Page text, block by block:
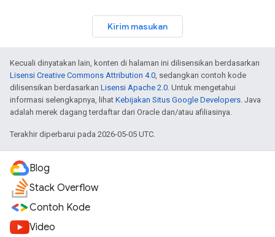
Kirim masukan
Kecuali dinyatakan lain, konten di halaman ini dilisensikan berdasarkan
Lisensi Creative Commons Attribution 4.0, sedangkan contoh kode
dilisensikan berdasarkan Lisensi Apache 2.0. Untuk mengetahui
informasi selengkapnya, lihat Kebijakan Situs Google Developers. Java
adalah merek dagang terdaftar dari Oracle dan/atau afiliasinya.
Terakhir diperbarui pada 2026-05-05 UTC.
Blog
Stack Overflow
Contoh Kode
Video